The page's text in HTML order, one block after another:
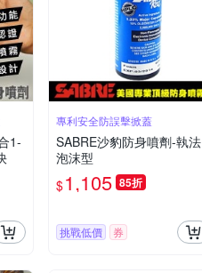
1-
專利安全防誤擊掀蓋
SABRE沙豹防身噴劑-執法
泡沫型
$1,105 85折
挑戰低價 券